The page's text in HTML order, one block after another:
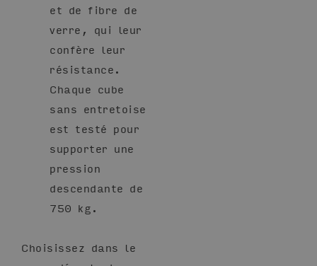
et de fibre de
verre, qui leur
confère leur
résistance.
Chaque cube
sans entretoise
est testé pour
supporter une
pression
descendante de
750 kg.
Choisissez dans le